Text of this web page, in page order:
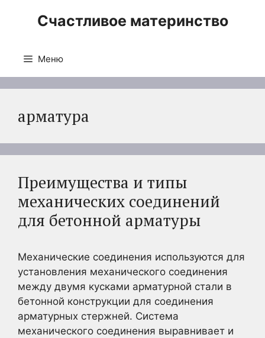
Счастливое материнство
Меню
арматура
Преимущества и типы
механических соединений
для бетонной арматуры
Механические соединения используются для
установления механического соединения
между двумя кусками арматурной стали в
бетонной конструкции для соединения
арматурных стержней. Система
механического соединения выравнивает и